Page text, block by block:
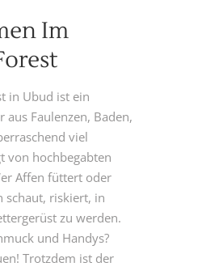
Im
in Ubud ist ein
aus Faulenzen, Baden,
viel
von hochbegabten
Affen füttert oder
schaut, riskiert, in
zu werden.
und Handys?
Trotzdem ist der